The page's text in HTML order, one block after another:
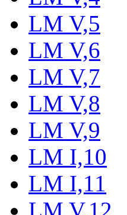
LM V,5
LM V,6
LM V,7
LM V,8
LM V,9
LM I,10
LM I,11
LM V,12